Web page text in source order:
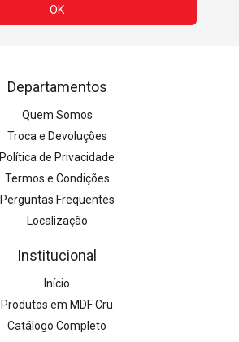
Departamentos
Quem Somos
Troca e Devoluções
Política de Privacidade
Termos e Condições
Perguntas Frequentes
Localização
Institucional
Início
Produtos em MDF Cru
Catálogo Completo